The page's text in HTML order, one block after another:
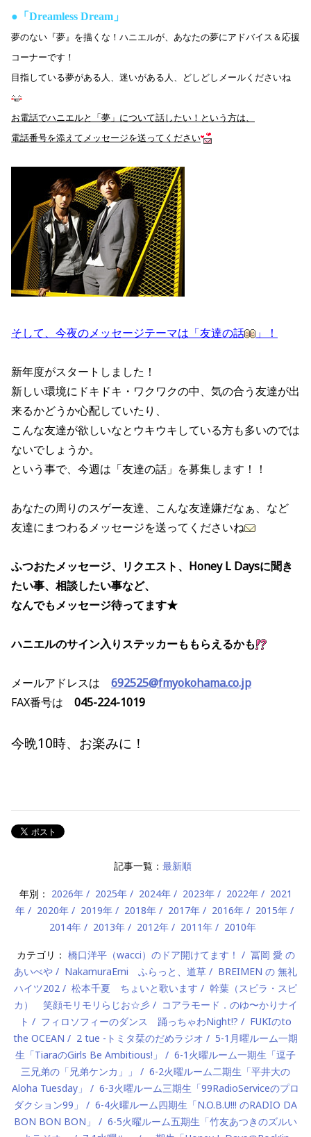
● 「Dreamless Dream」
夢のない『夢』を描くな！ハニエルが、あなたの夢にアドバイス＆応援
コーナーです！
目指している夢がある人、迷いがある人、どしどしメールくださいね
お電話でハニエルと「夢」について話したい！という方は、
電話番号を添えてメッセージを送ってください
そして、今夜のメッセージテーマは「友達の話 」！
新年度がスタートしました！
新しい環境にドキドキ・ワクワクの中、気の合う友達が出
来るかどうか心配していたり、
こんな友達が欲しいなとウキウキしている方も多いのでは
ないでしょうか。
という事で、今週は「友達の話」を募集します！！
あなたの周りのスゲー友達、こんな友達嫌だなぁ、など
友達にまつわるメッセージを送ってくださいね
ふつおたメッセージ、リクエスト、Honey L Daysに聞き
たい事、相談したい事など、
なんでもメッセージ待ってます★
ハニエルのサイン入りステッカーももらえるかも
メールアドレスは
692525@fmyokohama.co.jp
FAX番号は 045-224-1019
今晩10時、お楽みに！
記事一覧： 最新順
年別： 2026年 2025年 2024年 2023年 2022年
2021
年
2020年 2019年 2018年 2017年 2016年
2015年
2014年
2013年 2012年 2011年 2010年
カテゴリ： 橋口洋平（wacci）のドア開けてます！
冨岡 愛 の
あいべや
NakamuraEmi ふらっと、道草
BREIMEN の 無礼
ハイツ202
松本千夏 ちょいと歌います
幹葉（スピラ・スピ
カ） 笑顔モリモリらじお☆彡
コアラモード．のゆ〜かりナイ
ト
フィロソフィーのダンス 踊っちゃわNight!?
FUKIのto
the OCEAN
2 tue -トミタ栞のだめラジオ
5-1月曜ルーム一期
生「TiaraのGirls Be Ambitious!」
6-1火曜ルーム一期生「逗子
三兄弟の「兄弟ケンカ」」
6-2火曜ルーム二期生「平井大の
Aloha Tuesday」
6-3火曜ルーム三期生「99RadioServiceのプロ
ダクション99」
6-4火曜ルーム四期生「N.O.B.U!!! のRADIO DA
BON BON BON」
6-5火曜ルーム五期生「竹友あつきのズルい